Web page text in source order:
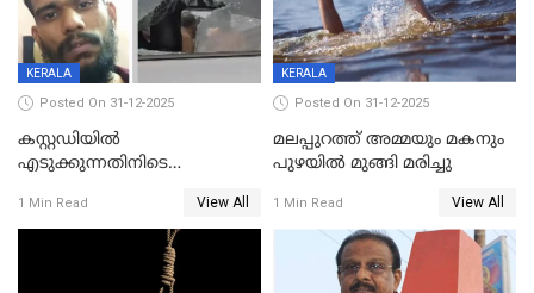
KERALA
Posted On 31-12-2025
കസ്റ്റഡിയിൽ
എടുക്കുന്നതിനിടെ
വധശ്രമക്കേസ് പ്രതി പിടിയിൽ
1 Min Read View All
KERALA
Posted On 31-12-2025
മലപ്പുറത്ത് അമ്മയും മകനും
പുഴയിൽ മുങ്ങി മരിച്ചു
1 Min Read View All